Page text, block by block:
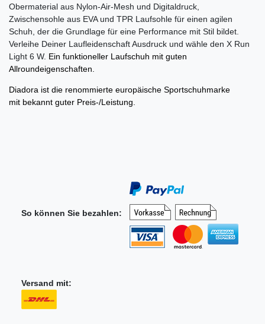
Obermaterial aus Nylon-Air-Mesh und Digitaldruck,
Zwischensohle aus EVA und TPR Laufsohle für einen agilen
Schuh, der die Grundlage für eine Performance mit Stil bildet.
Verleihe Deiner Laufleidenschaft Ausdruck und wähle den X Run
Light 6 W. Ein funktioneller Laufschuh mit guten
Allroundeigenschaften.
Diadora ist die renommierte europäische Sportschuhmarke
mit bekannt guter Preis-/Leistung.
So können Sie bezahlen:
Versand mit: